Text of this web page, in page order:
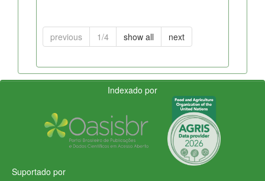
previous 1/4 show all next
Indexado por
Suportado por